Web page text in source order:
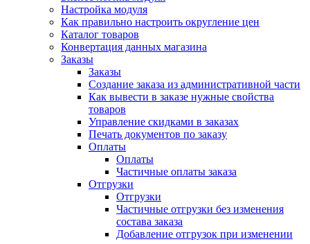
Настройка модуля
Как правильно настроить округление цен
Каталог товаров
Конвертация данных магазина
Заказы
Заказы
Создание заказа из административной части
Как вывести в заказе нужные свойства
товаров
Управление скидками в заказах
Печать документов по заказу
Оплаты
Оплаты
Частичные оплаты заказа
Отгрузки
Отгрузки
Частичные отгрузки без изменения
состава заказа
Добавление отгрузок при изменении